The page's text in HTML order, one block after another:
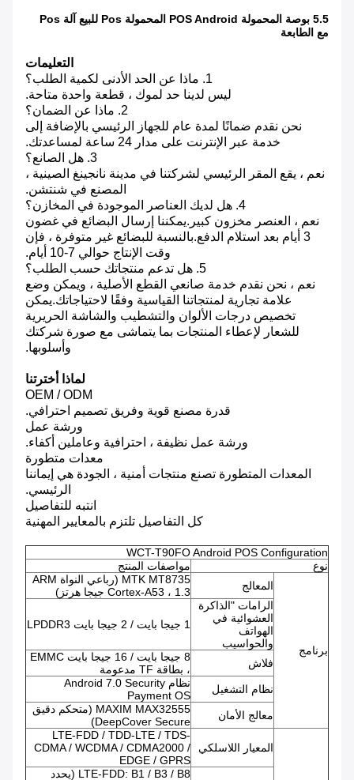
5.5 بوصة المحمولة POS Android المحمولة Pos للبيع آلة Pos
مع الطابعة
التعليمات
1. ماذا عن الحد الأدنى لكمية الطلب؟
ليس لدينا حد لموك ، قطعة واحدة متاحة.
2. ماذا عن الضمان؟
نحن نقدم ضمانًا لمدة عام للجهاز الرئيسي بالإضافة إلى
خدمة عبر الإنترنت على مدار 24 ساعة لمساعدتك.
3. هل الصانع؟
نعم ، يقع المقر الرئيسي لشركتنا في مدينة نانجينغ الصينية ،
المصنع في شنتشن.
4. هل لديك العناصر الموجودة في المخازن؟
نعم ، العنصر مخزون كبير.يمكننا إرسال البضائع في غضون
3 أيام بعد استلام الدفع.بالنسبة للبضائع غير متوفرة ، فإن
وقت الإنتاج حوالي 7-10 أيام.
5. هل تدعم منتجاتك حسب الطلب؟
نعم ، نحن نقدم خدمة صانعي القطع الأصلية ، ويمكن وضع
علامة تجارية لمنتجاتنا القياسية وفقًا لاحتياجاتك.يمكن
تخصيص درجات الألوان والتشطيب والشاشة الحريرية
للشعار لإعطاء المنتجات بما يتماشى مع صورة شركتك
وأسلوبها.
لماذا أخترتنا
OEM / ODM
قدرة مصنع قوية وفريق تصميم احترافي.
ورشة عمل
ورشة عمل نظيفة ، احترافية وعاملين أكفاء.
معدات متطورة
المعدات المتطورة تصنع منتجات أمنية ، الجودة هي إيماننا
الرئيسي.
انتبه للتفاصيل
كل التفاصيل تلتزم بالمعايير المهنية
WCT-T90FO Android POS Configuration
نوع
مواصفات المنتج
برنامج
المعالج
MTK MT8735 (رباعي النواة ARM
Cortex-A53 ، 1.3 جيجا هرتز)
الرامات "الذاكرة
العشوائية في
الهواتف
والحواسيب
1 جيجا بايت / 2 جيجا بايت LPDDR3
فلاش
8 جيجا بايت / 16 جيجا بايت EMMC
، بطاقة TF مدعومة
نظام التشغيل
نظام Android 7.0 Security
Payment OS
معالج الأمان
MAXIM MAX32555 (متحكم دقيق
DeepCover Secure)
المعيار اللاسلكي
LTE-FDD / TDD-LTE / TDS-
CDMA / WCDMA / CDMA2000 /
EDGE / GPRS
LTE-FDD: B1 / B3 / B8 (يحدد